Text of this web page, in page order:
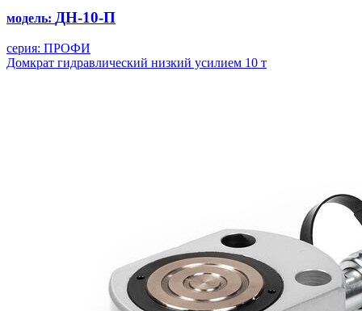
модель: ДН-10-П
серия: ПРОФИ
Домкрат гидравлический низкий усилием 10 т